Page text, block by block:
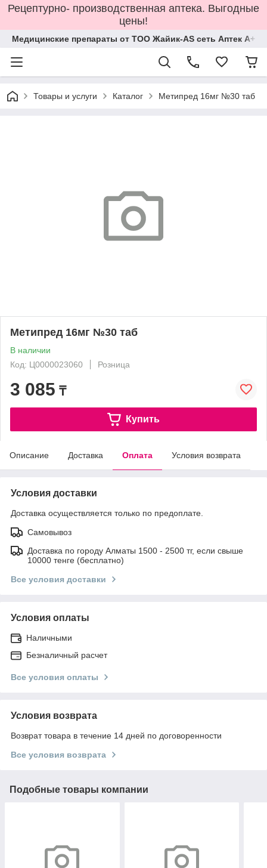
Рецептурно- производственная аптека. Выгодные
цены!
Медицинские препараты от ТОО Жайик-AS сеть Аптек А+
Товары и услуги Каталог Метипред 16мг №30 таб
Метипред 16мг №30 таб
В наличии
Код: Ц0000023060
Розница
3 085 ₸
Купить
Описание Доставка Оплата Условия возврата
Условия доставки
Доставка осуществляется только по предоплате.
Самовывоз
Доставка по городу Алматы 1500 - 2500 тг, если свыше
10000 тенге (бесплатно)
Все условия доставки
Условия оплаты
Наличными
Безналичный расчет
Все условия оплаты
Условия возврата
Возврат товара в течение 14 дней по договоренности
Все условия возврата
Подобные товары компании